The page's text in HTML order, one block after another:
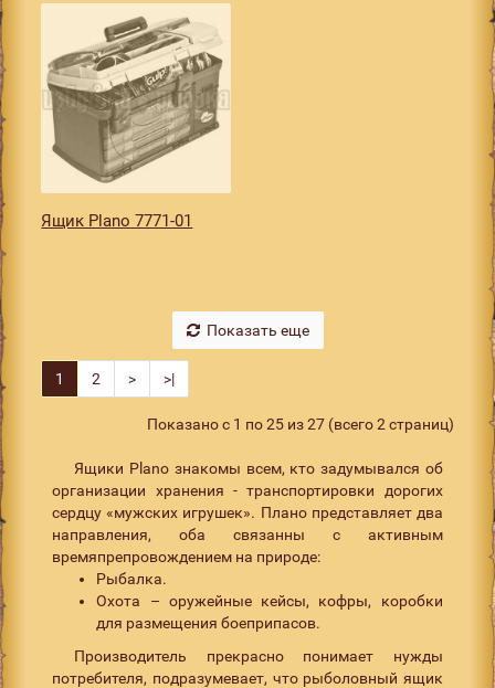
Ящик Plano 7771-01
Показать еще
1 2 > >|
Показано с 1 по 25 из 27 (всего 2 страниц)
Ящики Plano знакомы всем, кто задумывался об
организации хранения - транспортировки дорогих
сердцу «мужских игрушек». Плано представляет два
направления, оба связанны с активным
времяпрепровождением на природе:
Рыбалка.
Охота – оружейные кейсы, кофры, коробки
для размещения боеприпасов.
Производитель прекрасно понимает нужды
потребителя, подразумевает, что рыболовный ящик